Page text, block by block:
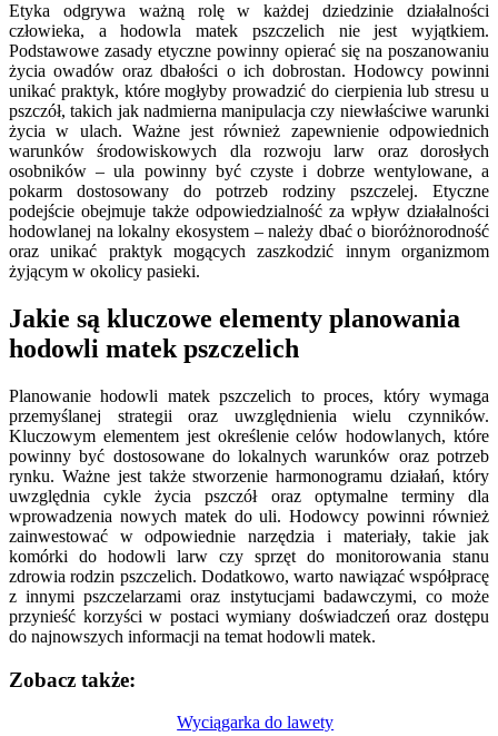
Etyka odgrywa ważną rolę w każdej dziedzinie działalności
człowieka, a hodowla matek pszczelich nie jest wyjątkiem.
Podstawowe zasady etyczne powinny opierać się na poszanowaniu
życia owadów oraz dbałości o ich dobrostan. Hodowcy powinni
unikać praktyk, które mogłyby prowadzić do cierpienia lub stresu u
pszczół, takich jak nadmierna manipulacja czy niewłaściwe warunki
życia w ulach. Ważne jest również zapewnienie odpowiednich
warunków środowiskowych dla rozwoju larw oraz dorosłych
osobników – ula powinny być czyste i dobrze wentylowane, a
pokarm dostosowany do potrzeb rodziny pszczelej. Etyczne
podejście obejmuje także odpowiedzialność za wpływ działalności
hodowlanej na lokalny ekosystem – należy dbać o bioróżnorodność
oraz unikać praktyk mogących zaszkodzić innym organizmom
żyjącym w okolicy pasieki.
Jakie są kluczowe elementy planowania
hodowli matek pszczelich
Planowanie hodowli matek pszczelich to proces, który wymaga
przemyślanej strategii oraz uwzględnienia wielu czynników.
Kluczowym elementem jest określenie celów hodowlanych, które
powinny być dostosowane do lokalnych warunków oraz potrzeb
rynku. Ważne jest także stworzenie harmonogramu działań, który
uwzględnia cykle życia pszczół oraz optymalne terminy dla
wprowadzenia nowych matek do uli. Hodowcy powinni również
zainwestować w odpowiednie narzędzia i materiały, takie jak
komórki do hodowli larw czy sprzęt do monitorowania stanu
zdrowia rodzin pszczelich. Dodatkowo, warto nawiązać współpracę
z innymi pszczelarzami oraz instytucjami badawczymi, co może
przynieść korzyści w postaci wymiany doświadczeń oraz dostępu
do najnowszych informacji na temat hodowli matek.
Zobacz także:
Wyciągarka do lawety